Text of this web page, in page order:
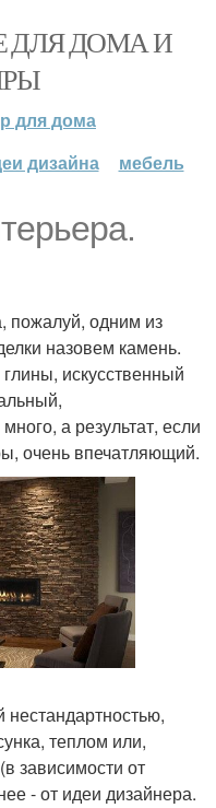
ДЛЯ ДОМА И
для дома
дизайна мебель
пожалуй, одним из
назовем камень.
искусственный
а результат, если
очень впечатляющий.
нестандартностью,
теплом или,
зависимости от
- от идеи дизайнера.